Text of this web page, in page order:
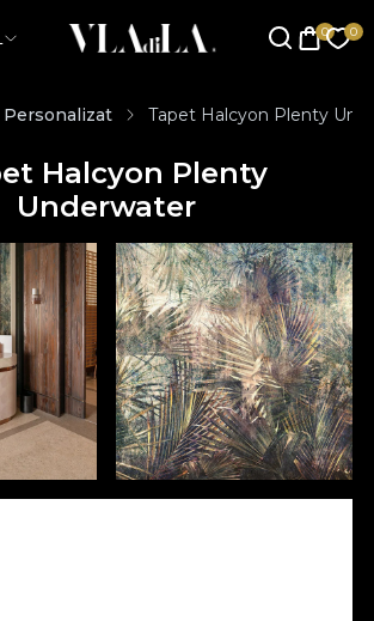
Tapet Halcyon Plenty
Halcyon Plenty
Underwater